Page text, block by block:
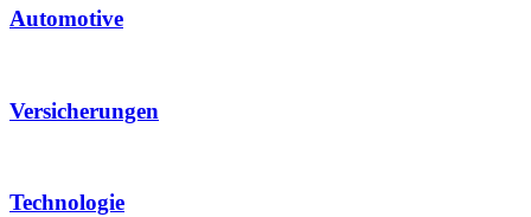
Automotive
Versicherungen
Technologie